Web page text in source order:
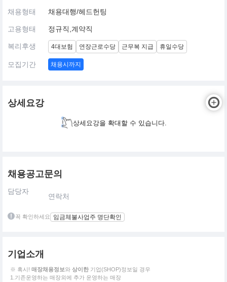
채용형태 채용대행/헤드헌팅
고용형태 정규직,계약직
복리후생 4대보험 연장근로수당 근무복 지급 휴일수당
모집기간 채용시까지
상세요강
상세요강을 확대할 수 있습니다.
채용공고문의
담당자
연락처
꼭 확인하세요 임금체불사업주 명단확인
기업소개
※ 혹시! 매장채용정보와 상이한 기업(SHOP)정보일 경우
1.기존운영하는 매장외에 추가 운영하는 매장